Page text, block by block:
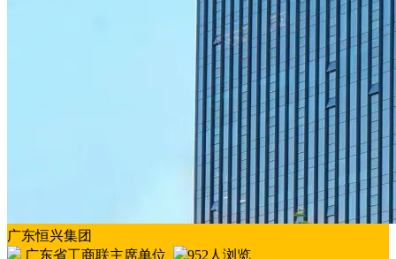
广东恒兴集团
广东省工商联主席单位
952人浏览